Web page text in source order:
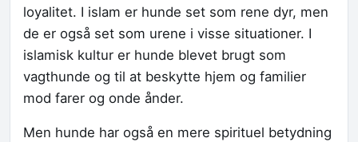
loyalitet. I islam er hunde set som rene dyr, men
de er også set som urene i visse situationer. I
islamisk kultur er hunde blevet brugt som
vagthunde og til at beskytte hjem og familier
mod farer og onde ånder.
Men hunde har også en mere spirituel betydning